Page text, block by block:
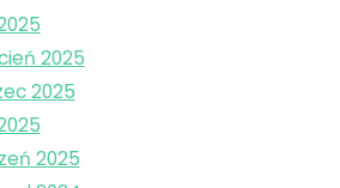
2025
2025
2025